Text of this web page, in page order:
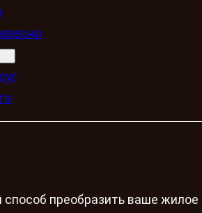
преобразить ваше жилое